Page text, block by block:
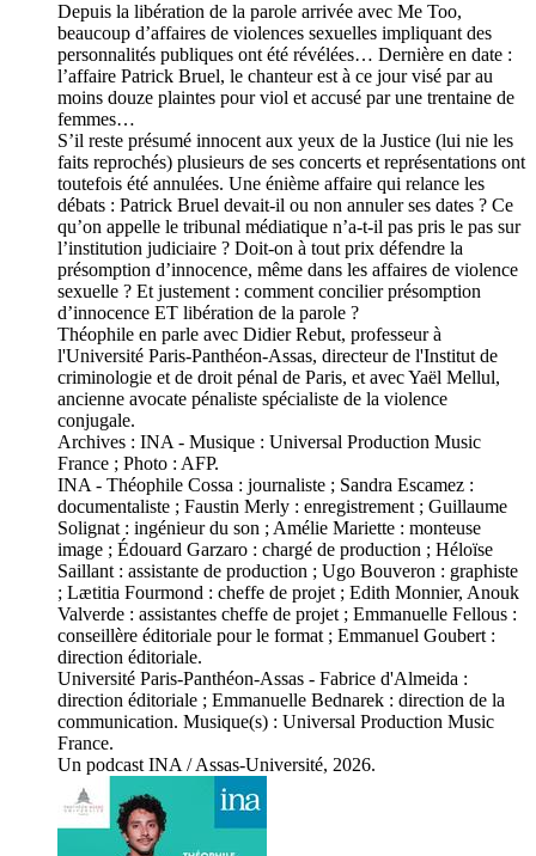
Depuis la libération de la parole arrivée avec Me Too,
beaucoup d’affaires de violences sexuelles impliquant des
personnalités publiques ont été révélées… Dernière en date :
l’affaire Patrick Bruel, le chanteur est à ce jour visé par au
moins douze plaintes pour viol et accusé par une trentaine de
femmes…
S’il reste présumé innocent aux yeux de la Justice (lui nie les
faits reprochés) plusieurs de ses concerts et représentations ont
toutefois été annulées. Une énième affaire qui relance les
débats : Patrick Bruel devait-il ou non annuler ses dates ? Ce
qu’on appelle le tribunal médiatique n’a-t-il pas pris le pas sur
l’institution judiciaire ? Doit-on à tout prix défendre la
présomption d’innocence, même dans les affaires de violence
sexuelle ? Et justement : comment concilier présomption
d’innocence ET libération de la parole ?
Théophile en parle avec Didier Rebut, professeur à
l'Université Paris-Panthéon-Assas, directeur de l'Institut de
criminologie et de droit pénal de Paris, et avec Yaël Mellul,
ancienne avocate pénaliste spécialiste de la violence
conjugale.
Archives : INA - Musique : Universal Production Music
France ; Photo : AFP.
INA - Théophile Cossa : journaliste ; Sandra Escamez :
documentaliste ; Faustin Merly : enregistrement ; Guillaume
Solignat : ingénieur du son ; Amélie Mariette : monteuse
image ; Édouard Garzaro : chargé de production ; Héloïse
Saillant : assistante de production ; Ugo Bouveron : graphiste
; Lætitia Fourmond : cheffe de projet ; Edith Monnier, Anouk
Valverde : assistantes cheffe de projet ; Emmanuelle Fellous :
conseillère éditoriale pour le format ; Emmanuel Goubert :
direction éditoriale.
Université Paris-Panthéon-Assas - Fabrice d'Almeida :
direction éditoriale ; Emmanuelle Bednarek : direction de la
communication. Musique(s) : Universal Production Music
France.
Un podcast INA / Assas-Université, 2026.